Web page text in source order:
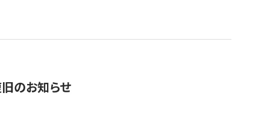
のお知らせ